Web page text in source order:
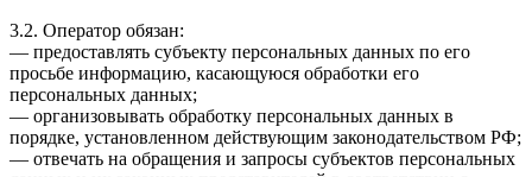
3.2. Оператор обязан:
— предоставлять субъекту персональных данных по его
просьбе информацию, касающуюся обработки его
персональных данных;
— организовывать обработку персональных данных в
порядке, установленном действующим законодательством РФ;
— отвечать на обращения и запросы субъектов персональных